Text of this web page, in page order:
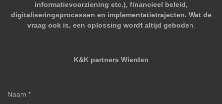
informatievoorziening etc.), financieel beleid,
digitaliseringsprocessen en implementatietrajecten. Wat de
vraag ook is, een oplossing wordt altijd geboden.
K&K partners Wierden
Naam *